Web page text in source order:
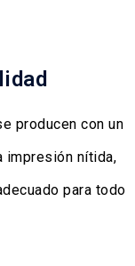
producen con un
impresión nítida,
para todo